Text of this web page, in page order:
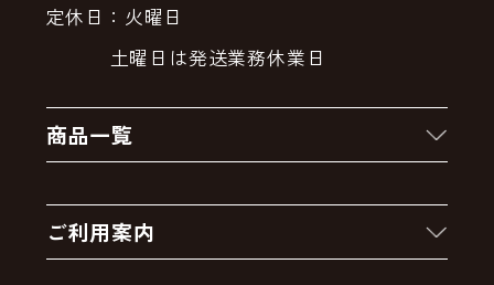
定休日：火曜日
土曜日は発送業務休業日
商品一覧
クーポン
ご利用案内